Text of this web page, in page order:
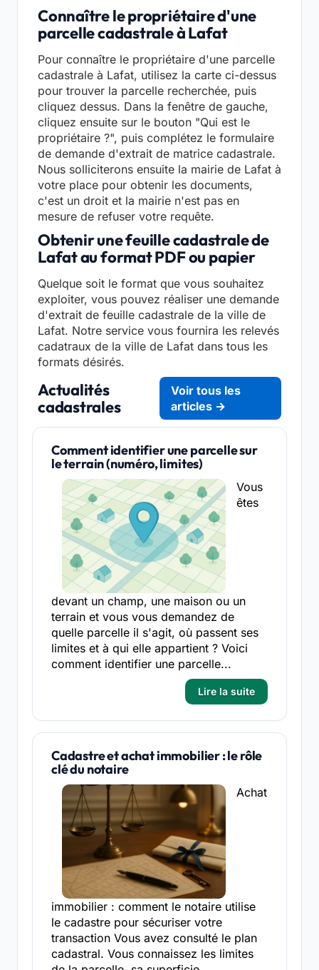
Connaître le propriétaire d'une
parcelle cadastrale à Lafat
Pour connaître le propriétaire d'une parcelle
cadastrale à Lafat, utilisez la carte ci-dessus
pour trouver la parcelle recherchée, puis
cliquez dessus. Dans la fenêtre de gauche,
cliquez ensuite sur le bouton "Qui est le
propriétaire ?", puis complétez le formulaire
de demande d'extrait de matrice cadastrale.
Nous solliciterons ensuite la mairie de Lafat à
votre place pour obtenir les documents,
c'est un droit et la mairie n'est pas en
mesure de refuser votre requête.
Obtenir une feuille cadastrale de
Lafat au format PDF ou papier
Quelque soit le format que vous souhaitez
exploiter, vous pouvez réaliser une demande
d'extrait de feuille cadastrale de la ville de
Lafat. Notre service vous fournira les relevés
cadatraux de la ville de Lafat dans tous les
formats désirés.
Actualités
cadastrales
Voir tous les
articles →
Comment identifier une parcelle sur
le terrain (numéro, limites)
Vous
êtes
devant un champ, une maison ou un
terrain et vous vous demandez de
quelle parcelle il s'agit, où passent ses
limites et à qui elle appartient ? Voici
comment identifier une parcelle...
Lire la suite
Cadastre et achat immobilier : le rôle
clé du notaire
Achat
immobilier : comment le notaire utilise
le cadastre pour sécuriser votre
transaction Vous avez consulté le plan
cadastral. Vous connaissez les limites